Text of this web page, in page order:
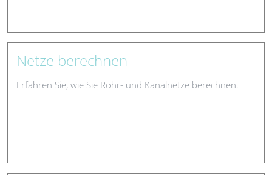
Netze berechnen
Erfahren Sie, wie Sie Rohr- und Kanalnetze berechnen.